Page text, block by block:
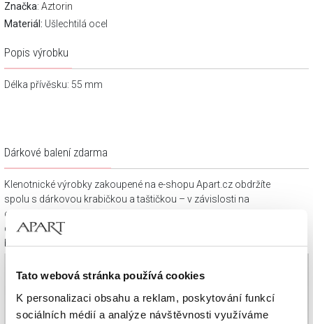
Tato webová stránka používá cookies
K personalizaci obsahu a reklam, poskytování funkcí
sociálních médií a analýze návštěvnosti využíváme
Značka: Aztorin
Materiál: Ušlechtilá ocel
Popis výrobku
Délka přívěsku: 55 mm
Dárkové balení zdarma
Klenotnické výrobky zakoupené na e-shopu Apart.cz obdržíte
spolu s dárkovou krabičkou a taštičkou – v závislosti na
objednaném sortimentu. Váš nákup se tak stane krásným
dárkem, který můžete bez dalších příprav věnovat svým
blízkým.